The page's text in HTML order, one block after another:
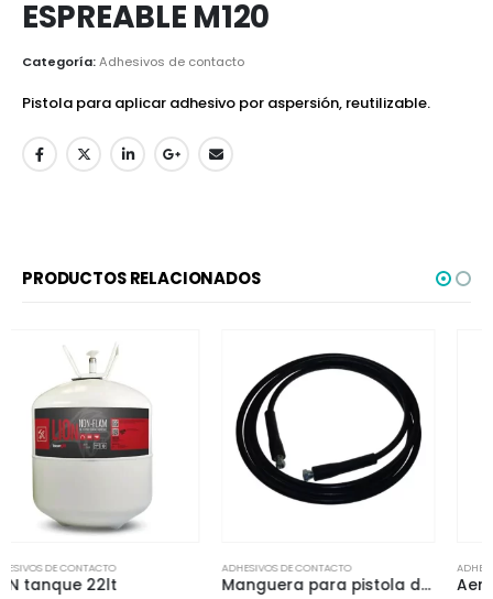
ESPREABLE M120
Categoría:Adhesivos de contacto
Pistola para aplicar adhesivo por aspersión, reutilizable.
PRODUCTOS RELACIONADOS
ADHESIVOS DE CONTACTO
Manguera para pistola de aplicación espreable M140-12
ADHESIVOS DE CONTACTO
Aerosol L10AA